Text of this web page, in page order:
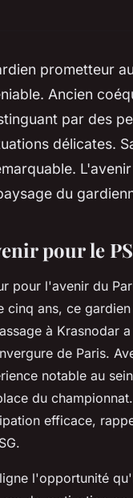
prometteur
Ancien
par des
délicates.
du
pour le
pour l'avenir du
ans, ce
à Krasnodar
de Paris.
notable au
du
efficace,
l'opportunité